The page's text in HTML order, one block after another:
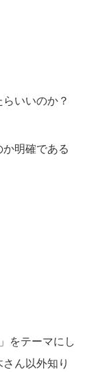
いいのか？
明確である
をテーマにし
ん以外知り